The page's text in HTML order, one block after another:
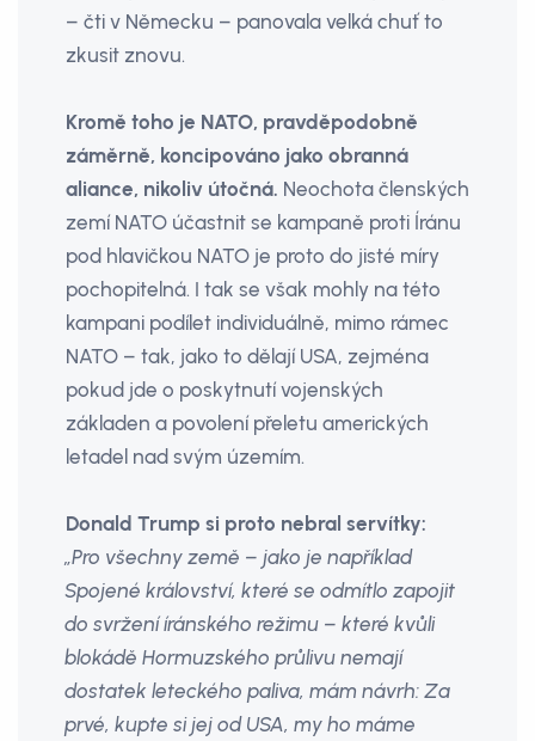
– čti v Německu – panovala velká chuť to
zkusit znovu.
Kromě toho je NATO, pravděpodobně
záměrně, koncipováno jako obranná
aliance, nikoliv útočná. Neochota členských
zemí NATO účastnit se kampaně proti Íránu
pod hlavičkou NATO je proto do jisté míry
pochopitelná. I tak se však mohly na této
kampani podílet individuálně, mimo rámec
NATO – tak, jako to dělají USA, zejména
pokud jde o poskytnutí vojenských
základen a povolení přeletu amerických
letadel nad svým územím.
Donald Trump si proto nebral servítky:
„Pro všechny země – jako je například
Spojené království, které se odmítlo zapojit
do svržení íránského režimu – které kvůli
blokádě Hormuzského průlivu nemají
dostatek leteckého paliva, mám návrh: Za
prvé, kupte si jej od USA, my ho máme